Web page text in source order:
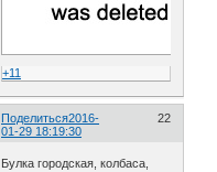
+11
Поделиться 22
2016-
01-29 18:19:30
Булка городская, колбаса,